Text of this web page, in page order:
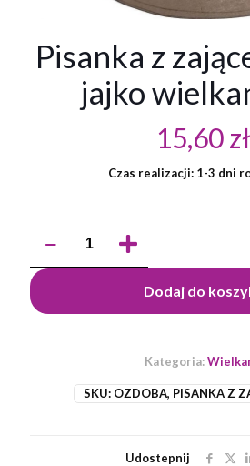
Pisanka z
jajko
15,60zł
Czas realizacji: 1-3 dni
Pisanka
zającem
11
cm
Dodaj do
SKU: OZDOBA, PISANKA Z
Kategoria:
Udostepnij